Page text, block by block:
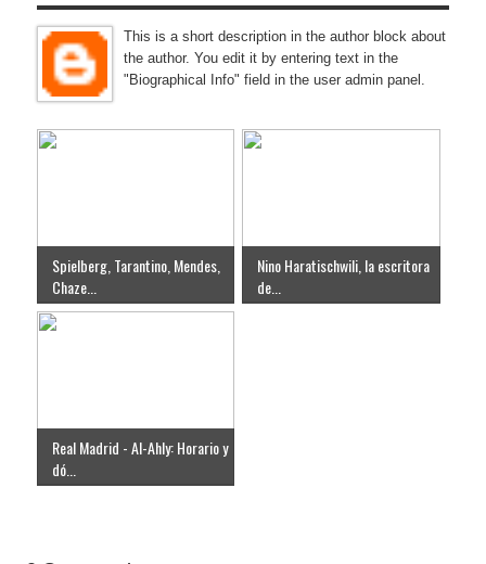
This is a short description in the author block about
the author. You edit it by entering text in the
"Biographical Info" field in the user admin panel.
Spielberg, Tarantino, Mendes,
Chaze...
Nino Haratischwili, la escritora
de...
Real Madrid - Al-Ahly: Horario y
dó...